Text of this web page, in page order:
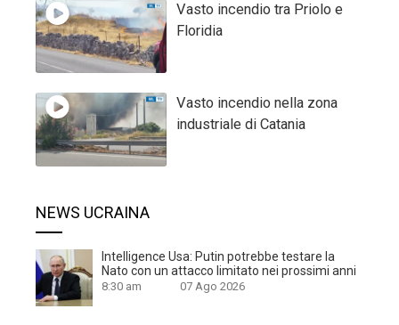
Vasto incendio tra Priolo e
Floridia
Vasto incendio nella zona
industriale di Catania
NEWS UCRAINA
Intelligence Usa: Putin potrebbe testare la
Nato con un attacco limitato nei prossimi anni
8:30 am 07 Ago 2026